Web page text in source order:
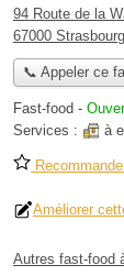
94 Route de la
67000 Strasbourg
📞 Appeler ce
Fast-food -
Services :
à
Améliorer
Autres fast-food